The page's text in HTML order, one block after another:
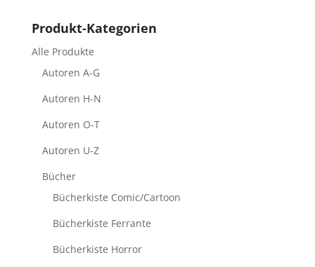
Produkt-Kategorien
Alle Produkte
Autoren A-G
Autoren H-N
Autoren O-T
Autoren U-Z
Bücher
Bücherkiste Comic/Cartoon
Bücherkiste Ferrante
Bücherkiste Horror